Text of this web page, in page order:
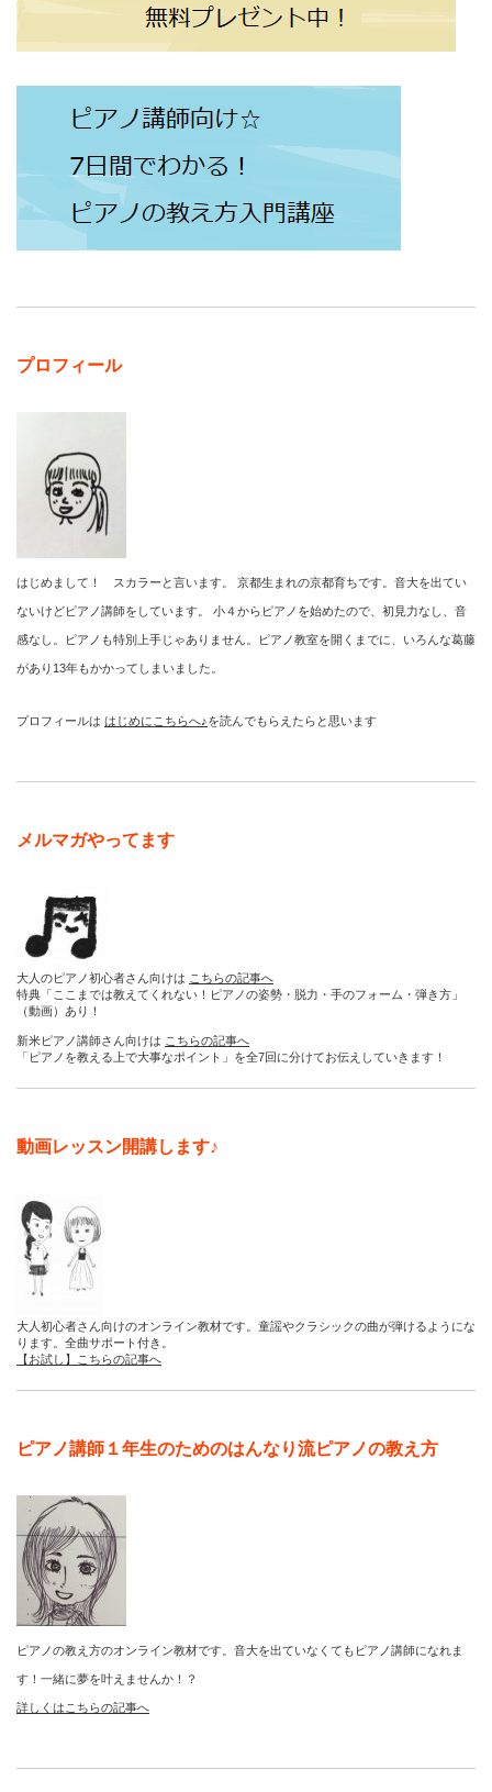
プロフィール
はじめまして！ スカラーと言います。 京都生まれの京都育ちです。音大を出てい
ないけどピアノ講師をしています。 小４からピアノを始めたので、初見力なし、音
感なし。ピアノも特別上手じゃありません。ピアノ教室を開くまでに、いろんな葛藤
があり13年もかかってしまいました。
プロフィールは はじめにこちらへ♪を読んでもらえたらと思います
メルマガやってます
大人のピアノ初心者さん向けは こちらの記事へ
特典「ここまでは教えてくれない！ピアノの姿勢・脱力・手のフォーム・弾き方」
（動画）あり！
新米ピアノ講師さん向けは こちらの記事へ
「ピアノを教える上で大事なポイント」を全7回に分けてお伝えしていきます！
動画レッスン開講します♪
大人初心者さん向けのオンライン教材です。童謡やクラシックの曲が弾けるようにな
ります。全曲サポート付き。
【お試し】こちらの記事へ
ピアノ講師１年生のためのはんなり流ピアノの教え方
ピアノの教え方のオンライン教材です。音大を出ていなくてもピアノ講師になれま
す！一緒に夢を叶えませんか！？
詳しくはこちらの記事へ